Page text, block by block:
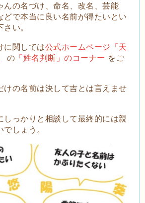
んの名づけ、命名、改名、芸能
どで本当に良い名前が得たいとい
い。
に関しては公式ホームページ「天
の 「姓名判断」のコーナー をご
けの名前は決して吉とは言えませ
しっかりと相談して最終的には親
しょう。